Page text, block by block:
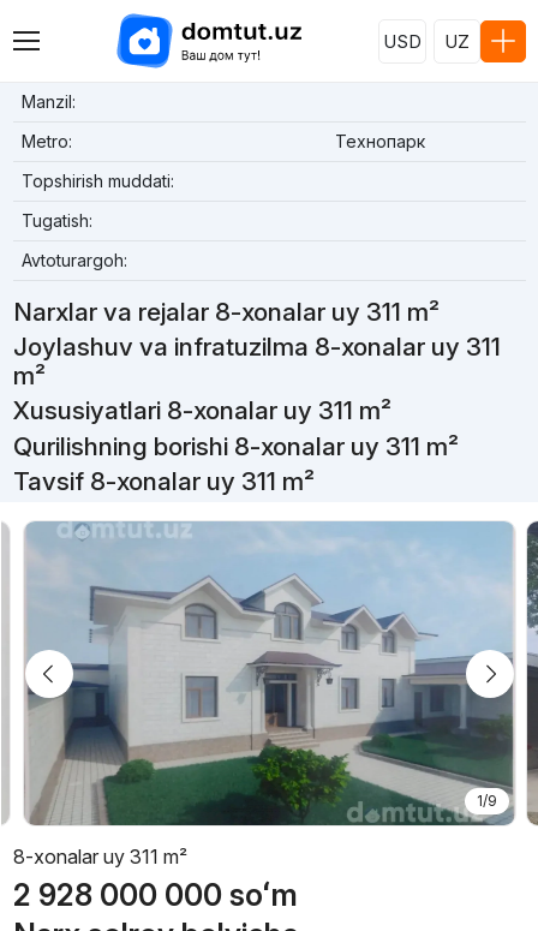
USD UZ
Manzil:
Metro:
Технопарк
Topshirish muddati:
Tugatish:
Avtoturargoh:
Narxlar va rejalar 8-xonalar uy 311 m²
Joylashuv va infratuzilma 8-xonalar uy 311
m²
Xususiyatlari 8-xonalar uy 311 m²
Qurilishning borishi 8-xonalar uy 311 m²
Tavsif 8-xonalar uy 311 m²
1/9
8-xonalar uy 311 m²
2 928 000 000 soʻm